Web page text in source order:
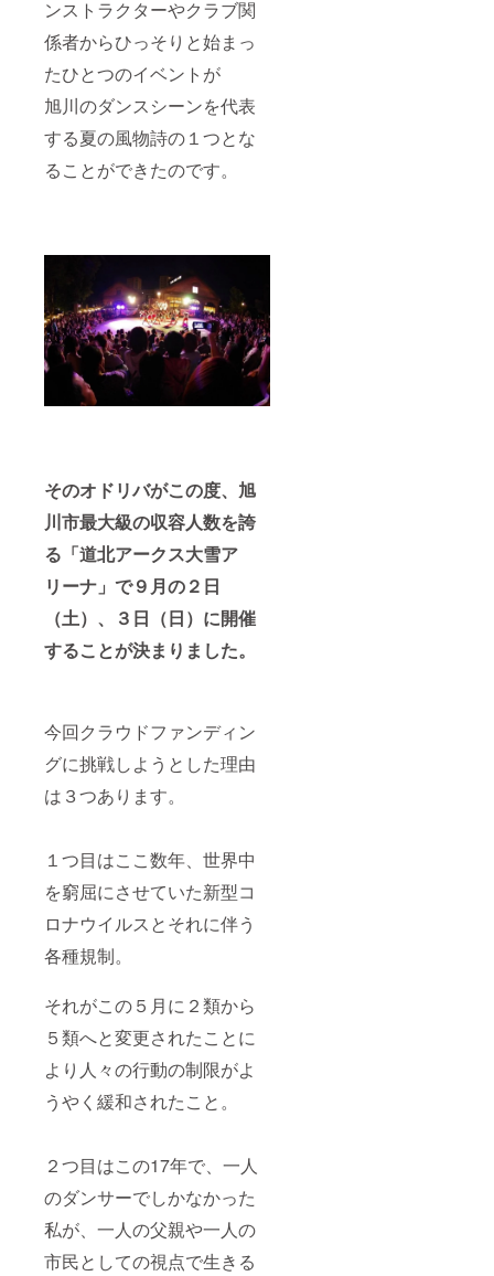
ンストラクターやクラブ関
係者からひっそりと始まっ
たひとつのイベントが
旭川のダンスシーンを代表
する夏の風物詩の１つとな
ることができたのです。
そのオドリバがこの度、旭
川市最大級の収容人数を誇
る「道北アークス大雪ア
リーナ」で９月の２日
（土）、３日（日）に開催
することが決まりました。
今回クラウドファンディン
グに挑戦しようとした理由
は３つあります。
１つ目はここ数年、世界中
を窮屈にさせていた新型コ
ロナウイルスとそれに伴う
各種規制。
それがこの５月に２類から
５類へと変更されたことに
より人々の行動の制限がよ
うやく緩和されたこと。
２つ目はこの17年で、一人
のダンサーでしかなかった
私が、一人の父親や一人の
市民としての視点で生きる